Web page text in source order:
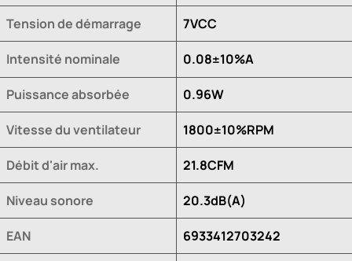
Tension de démarrage 7VCC
Intensité nominale 0.08±10%A
Puissance absorbée 0.96W
Vitesse du ventilateur 1800±10%RPM
Débit d'air max. 21.8CFM
Niveau sonore 20.3dB(A)
EAN 6933412703242